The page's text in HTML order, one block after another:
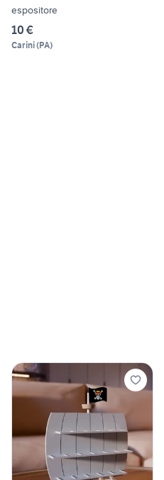
espositore
10 €
Carini(PA)